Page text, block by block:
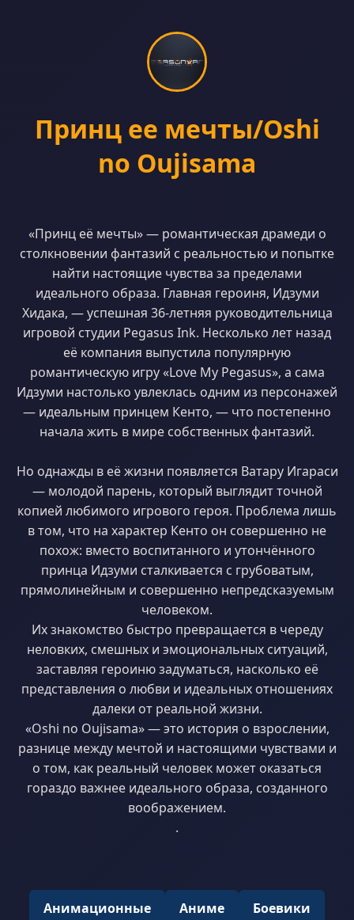
Принц ее мечты/Oshi
no Oujisama
«Принц её мечты» — романтическая драмеди о
столкновении фантазий с реальностью и попытке
найти настоящие чувства за пределами
идеального образа. Главная героиня, Идзуми
Хидака, — успешная 36-летняя руководительница
игровой студии Pegasus Ink. Несколько лет назад
её компания выпустила популярную
романтическую игру «Love My Pegasus», а сама
Идзуми настолько увлеклась одним из персонажей
— идеальным принцем Кенто, — что постепенно
начала жить в мире собственных фантазий.
Но однажды в её жизни появляется Ватару Игараси
— молодой парень, который выглядит точной
копией любимого игрового героя. Проблема лишь
в том, что на характер Кенто он совершенно не
похож: вместо воспитанного и утончённого
принца Идзуми сталкивается с грубоватым,
прямолинейным и совершенно непредсказуемым
человеком.
Их знакомство быстро превращается в череду
неловких, смешных и эмоциональных ситуаций,
заставляя героиню задуматься, насколько её
представления о любви и идеальных отношениях
далеки от реальной жизни.
«Oshi no Oujisama» — это история о взрослении,
разнице между мечтой и настоящими чувствами и
о том, как реальный человек может оказаться
гораздо важнее идеального образа, созданного
воображением.
.
Анимационные Аниме Боевики